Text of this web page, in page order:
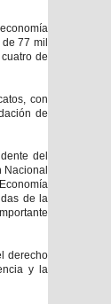
77 mil
de
con
de
del
Nacional
de la
derecho
y la